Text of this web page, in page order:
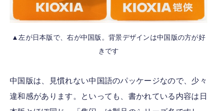
▲左が日本版で、右が中国版。背景デザインは中国版の方が好
きです
中国版は、見慣れない中国語のパッケージなので、少々
違和感があります。といっても、書かれている内容は日